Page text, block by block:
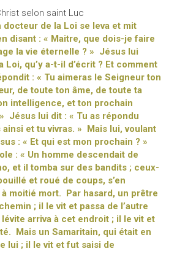
selon saint Luc
de la Loi se leva et mit
disant : « Maitre, que dois-je faire
la vie éternelle ? » Jésus lui
Loi, qu’y a-t-il d’écrit ? Et comment
: « Tu aimeras le Seigneur ton
de toute ton âme, de toute ta
intelligence, et ton prochain
Jésus lui dit : « Tu as répondu
et tu vivras. » Mais lui, voulant
: « Et qui est mon prochain ? »
: « Un homme descendait de
et il tomba sur des bandits ; ceux-
et roué de coups, s’en
moitié mort. Par hasard, un prêtre
; il le vit et passa de l’autre
arriva à cet endroit ; il le vit et
Mais un Samaritain, qui était en
lui ; il le vit et fut saisi de